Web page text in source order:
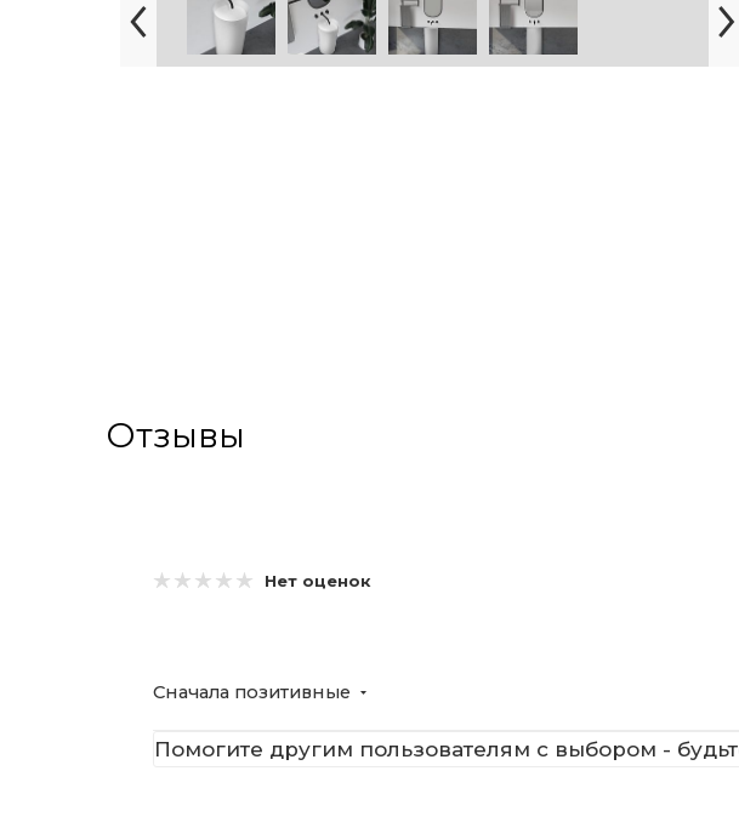
Отзывы
Нет оценок
Сначала позитивные
Помогите другим пользователям с выбором -